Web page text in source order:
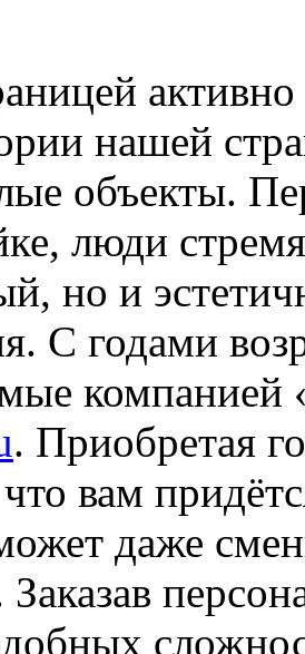
нашей
объекты.
люди
но и
С годами
. Приобретая
вам
даже